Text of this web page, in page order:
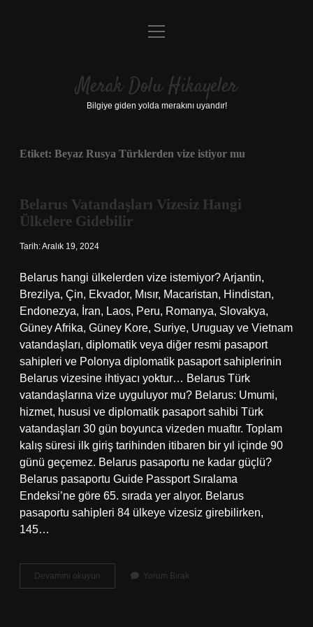
Anasayfa
Yasal Uyarı
menüyü
Merak Dolu Hikayeler
Bilgiye giden yolda merakını uyandır!
Etiket: Beyaz Rusya Türklerden vize istiyor mu
Belarus Vatandaşları Vizesiz Hangi
Ülkelere Gidebilir
Tarih: Aralık 19, 2024
Belarus hangi ülkelerden vize istemiyor? Arjantin,
Brezilya, Çin, Ekvador, Mısır, Macaristan, Hindistan,
Endonezya, İran, Laos, Peru, Romanya, Slovakya,
Güney Afrika, Güney Kore, Suriye, Uruguay ve Vietnam
vatandaşları, diplomatik veya diğer resmi pasaport
sahipleri ve Polonya diplomatik pasaport sahiplerinin
Belarus vizesine ihtiyacı yoktur… Belarus Türk
vatandaşlarına vize uyguluyor mu? Belarus: Umumi,
hizmet, hususi ve diplomatik pasaport sahibi Türk
vatandaşları 30 gün boyunca vizeden muaftır. Toplam
kalış süresi ilk giriş tarihinden itibaren bir yıl içinde 90
günü geçemez. Belarus pasaportu ne kadar güçlü?
Belarus pasaportu Guide Passport Sıralama
Endeksi’ne göre 65. sırada yer alıyor. Belarus
pasaportu sahipleri 84 ülkeye vizesiz girebilirken,
145…
Devamını okuyun
Vatandaşları
Yorum Bırak